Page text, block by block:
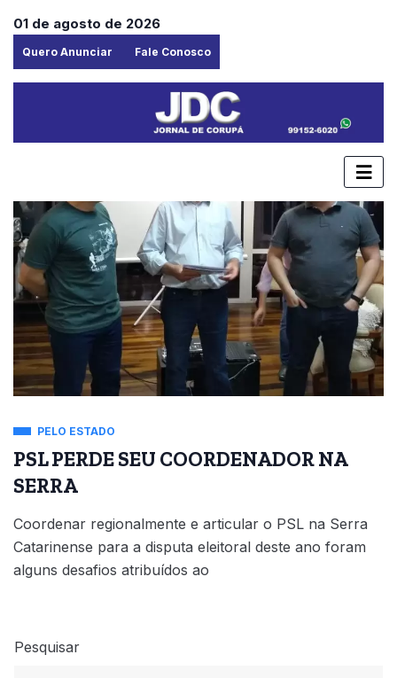
01 de agosto de 2026
Quero Anunciar Fale Conosco
PELO ESTADO
PSL PERDE SEU COORDENADOR NA
SERRA
Coordenar regionalmente e articular o PSL na Serra
Catarinense para a disputa eleitoral deste ano foram
alguns desafios atribuídos ao
Pesquisar